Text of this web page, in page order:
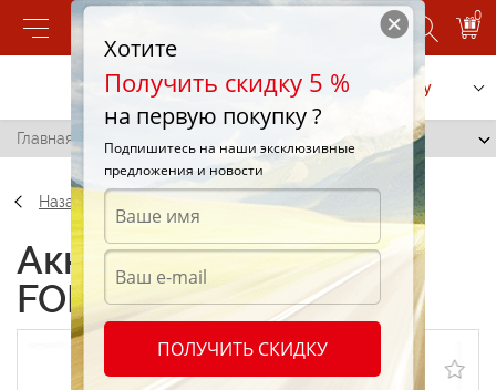
0
Позвонить Заказать услугу
Главная /
Назад
Аккумуляторы АКБ
FORSE 65Ah E
Хотите
Получить скидку 5 %
на первую покупку ?
Подпишитесь на наши эксклюзивные
предложения и новости
ПОЛУЧИТЬ СКИДКУ